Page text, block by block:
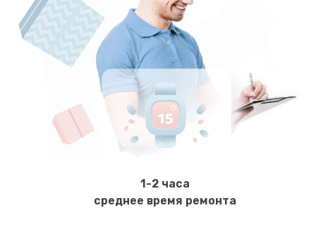
1-2 часа
среднее время ремонта